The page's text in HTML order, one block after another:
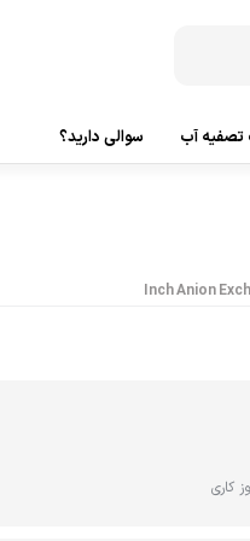
آب سوالی دارید؟